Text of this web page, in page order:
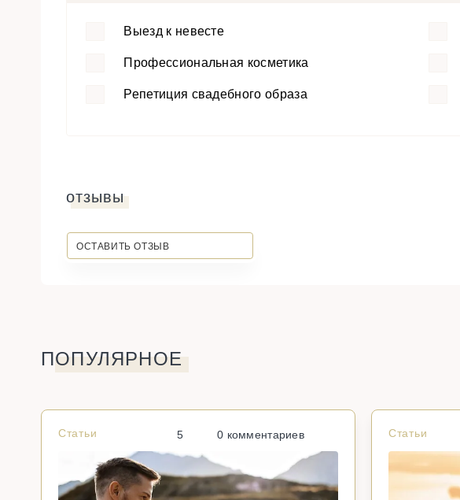
Выезд к невесте
Профессиональная косметика
Репетиция свадебного образа
отзывы
ОСТАВИТЬ ОТЗЫВ
ПОПУЛЯРНОЕ
Статьи 5 0 комментариев Статьи